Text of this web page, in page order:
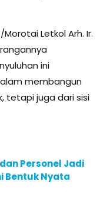
Morotai Letkol Arh. Ir.
ini
membangun
tetapi juga dari sisi
Personel Jadi
Bentuk Nyata